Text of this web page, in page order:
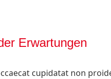
Erwartungen
cupidatat non